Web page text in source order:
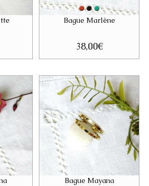
Bague Marlène
38,00€
Bague Mayana